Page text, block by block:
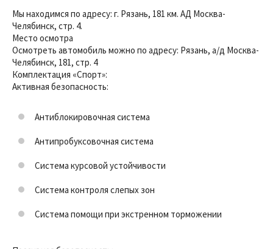
Мы находимся по адресу: г. Рязань, 181 км. АД Москва-
Челябинск, стр. 4.
Место осмотра
Осмотреть автомобиль можно по адресу: Рязань, a/д Москва-
Челябинск, 181, стр. 4
Комплектация «Спорт»:
Активная безопасность:
Антиблокировочная система
Антипробуксовочная система
Система курсовой устойчивости
Система контроля слепых зон
Система помощи при экстренном торможении